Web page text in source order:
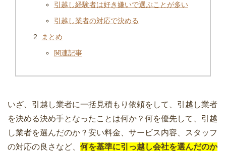
引越し経験者は好き嫌いで選ぶことが多い
引越し業者の対応で決める
まとめ
関連記事
いざ、引越し業者に一括見積もり依頼をして、引越し業者
を決める決め手となったことは何か？何を優先して、引越
し業者を選んだのか？安い料金、サービス内容、スタッフ
の対応の良さなど、 何を基準に引っ越し会社を選んだのか